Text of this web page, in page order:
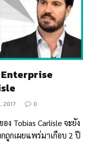
Enterprise
2017 0
Tobias Carlisle จะยัง
ถูกเผยแพร่มาเกือบ 2 ปี